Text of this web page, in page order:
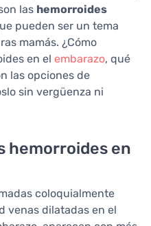
las hemorroides
pueden ser un tema
mamás. ¿Cómo
en el embarazo, qué
las opciones de
sin vergüenza ni
hemorroides en
coloquialmente
venas dilatadas en el